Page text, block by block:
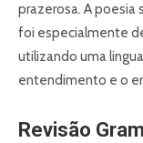
prazerosa. A poesia
foi especialmente
utilizando uma
entendimento e o
Revisão